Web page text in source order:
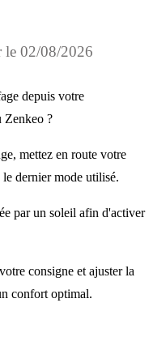
le 02/08/2026
depuis votre
Zenkeo ?
mettez en route votre
dernier mode utilisé.
par un soleil afin d'activer
consigne et ajuster la
confort optimal.